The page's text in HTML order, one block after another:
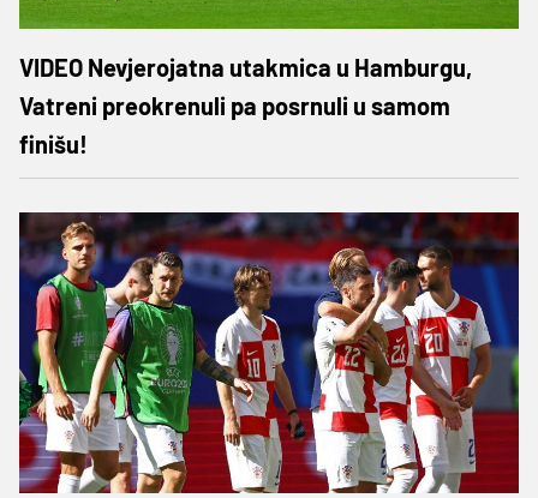
VIDEO Nevjerojatna utakmica u Hamburgu,
Vatreni preokrenuli pa posrnuli u samom
finišu!